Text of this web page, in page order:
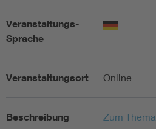
Functional safety
Veranstaltungs-
Sprache
Veranstaltungsort Online
Beschreibung Zum Thema